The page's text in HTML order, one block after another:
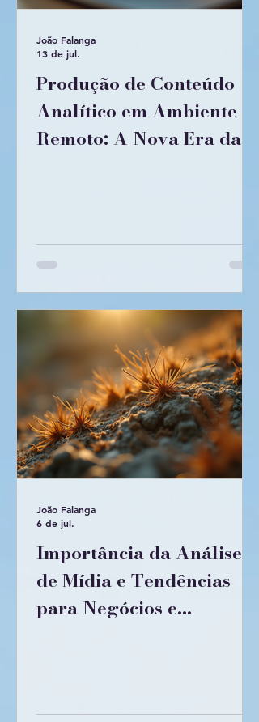
Produção de Conteúdo
Analítico em Ambiente
Remoto: A Nova Era da
João Falanga
13 de jul.
Importância da Análise
de Mídia e Tendências
para Negócios e
João Falanga
6 de jul.